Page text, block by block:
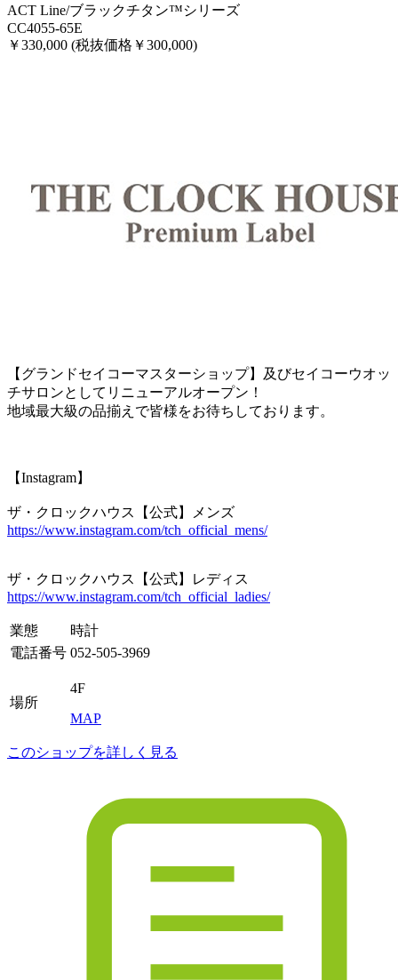
ACT Line/ブラックチタン™シリーズ
CC4055-65E
￥330,000 (税抜価格￥300,000)
【グランドセイコーマスターショップ】及びセイコーウオッ
チサロンとしてリニューアルオープン！
地域最大級の品揃えで皆様をお待ちしております。
【Instagram】
ザ・クロックハウス【公式】メンズ
https://www.instagram.com/tch_official_mens/
ザ・クロックハウス【公式】レディス
https://www.instagram.com/tch_official_ladies/
業態
時計
電話番号 052-505-3969
場所
4F
MAP
このショップを詳しく見る